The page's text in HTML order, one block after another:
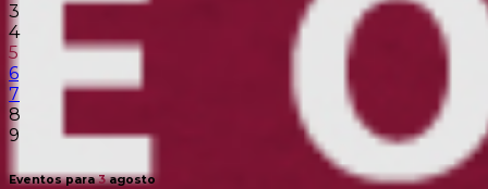
3
4
5
6
7
8
9
Eventos para3agosto